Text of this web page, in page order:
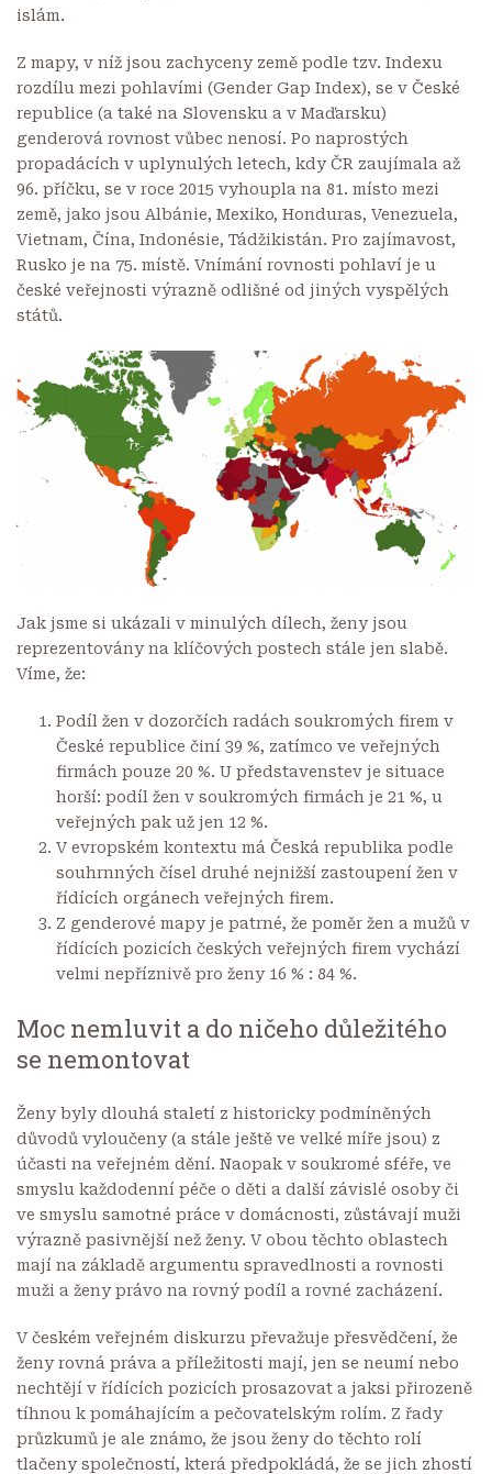
islám.
Z mapy, v níž jsou zachyceny země podle tzv. Indexu
rozdílu mezi pohlavími (Gender Gap Index), se v České
republice (a také na Slovensku a v Maďarsku)
genderová rovnost vůbec nenosí. Po naprostých
propadácích v uplynulých letech, kdy ČR zaujímala až
96. příčku, se v roce 2015 vyhoupla na 81. místo mezi
země, jako jsou Albánie, Mexiko, Honduras, Venezuela,
Vietnam, Čína, Indonésie, Tádžikistán. Pro zajímavost,
Rusko je na 75. místě. Vnímání rovnosti pohlaví je u
české veřejnosti výrazně odlišné od jiných vyspělých
států.
Jak jsme si ukázali v minulých dílech, ženy jsou
reprezentovány na klíčových postech stále jen slabě.
Víme, že:
Podíl žen v dozorčích radách soukromých firem v
České republice činí 39 %, zatímco ve veřejných
firmách pouze 20 %. U představenstev je situace
horší: podíl žen v soukromých firmách je 21 %, u
veřejných pak už jen 12 %.
V evropském kontextu má Česká republika podle
souhrnných čísel druhé nejnižší zastoupení žen v
řídících orgánech veřejných firem.
Z genderové mapyje patrné, že poměr žen a mužů v
řídících pozicích českých veřejných firem vychází
velmi nepříznivě pro ženy 16 % : 84 %.
Moc nemluvit a do ničeho důležitého
se nemontovat
Ženy byly dlouhá staletí z historicky podmíněných
důvodů vyloučeny (a stále ještě ve velké míře jsou) z
účasti na veřejném dění. Naopak v soukromé sféře, ve
smyslu každodenní péče o děti a další závislé osoby či
ve smyslu samotné práce v domácnosti, zůstávají muži
výrazně pasivnější než ženy. V obou těchto oblastech
mají na základě argumentu spravedlnosti a rovnosti
muži a ženy právo na rovný podíl a rovné zacházení.
V českém veřejném diskurzu převažuje přesvědčení, že
ženy rovná práva a příležitosti mají, jen se neumí nebo
nechtějí v řídících pozicích prosazovat a jaksi přirozeně
tíhnou k pomáhajícím a pečovatelským rolím. Z řady
průzkumů je ale známo, že jsou ženy do těchto rolí
tlačeny společností, která předpokládá, že se jich zhostí